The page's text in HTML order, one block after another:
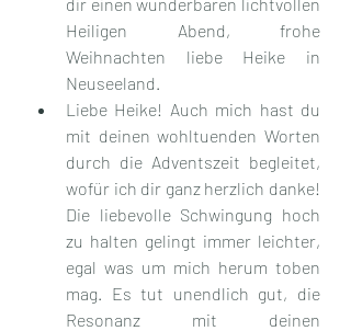
Heiligen Abend, frohe
Weihnachten liebe Heike in
Neuseeland.
Liebe Heike! Auch mich hast du
mit deinen wohltuenden Worten
durch die Adventszeit begleitet,
wofür ich dir ganz herzlich danke!
Die liebevolle Schwingung hoch
zu halten gelingt immer leichter,
egal was um mich herum toben
mag. Es tut unendlich gut, die
Resonanz mit deinen